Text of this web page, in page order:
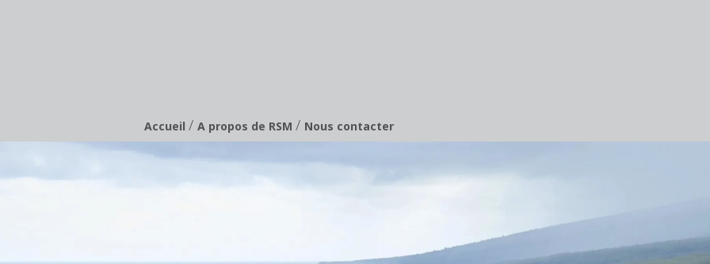
Breadcrumb
Accueil / A propos de RSM / Nous contacter